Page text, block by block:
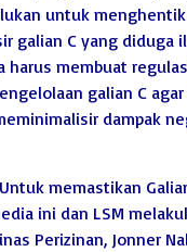
untuk
galian C yang diduga
harus membuat
galian C
dampak
memastikan
ini dan LSM
Perizinan, Jonner